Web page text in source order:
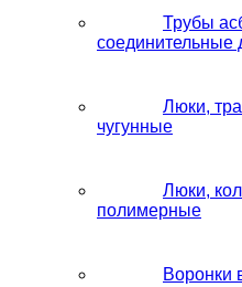
Трубы
соединительные
Люки,
чугунные
Люки,
полимерные
Воронки